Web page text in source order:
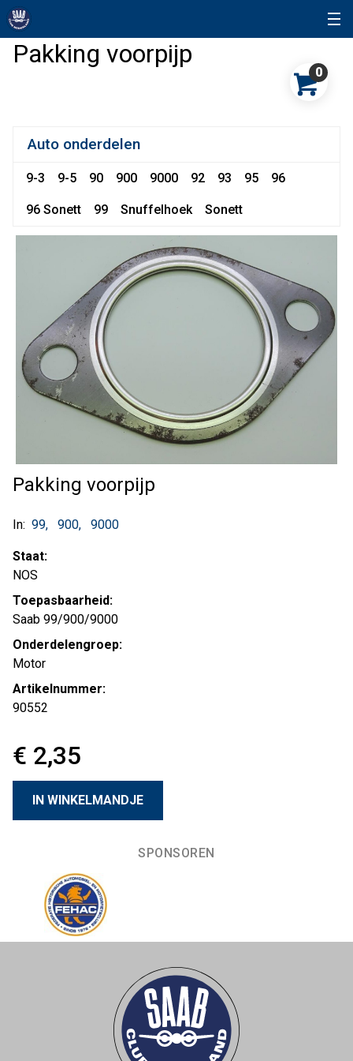
Pakking voorpijp
0
Auto onderdelen
9-3 9-5 90 900 9000 92 93 95 96
96 Sonett 99 Snuffelhoek Sonett
Pakking voorpijp
In: 99 900 9000
Staat:
NOS
Toepasbaarheid:
Saab 99/900/9000
Onderdelengroep:
Motor
Artikelnummer:
90552
€ 2,35
SPONSOREN